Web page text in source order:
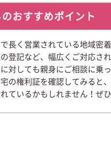
おすすめポイント
長く営業されている地域密
登記など、幅広くご対応さ
に対しても親身にご相談に乗
の権利証を確認してみると
ているかもしれません！ぜ